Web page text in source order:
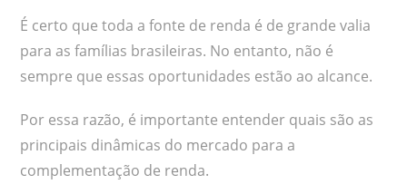
É certo que toda a fonte de renda é de grande valia
para as famílias brasileiras. No entanto, não é
sempre que essas oportunidades estão ao alcance.
Por essa razão, é importante entender quais são as
principais dinâmicas do mercado para a
complementação de renda.